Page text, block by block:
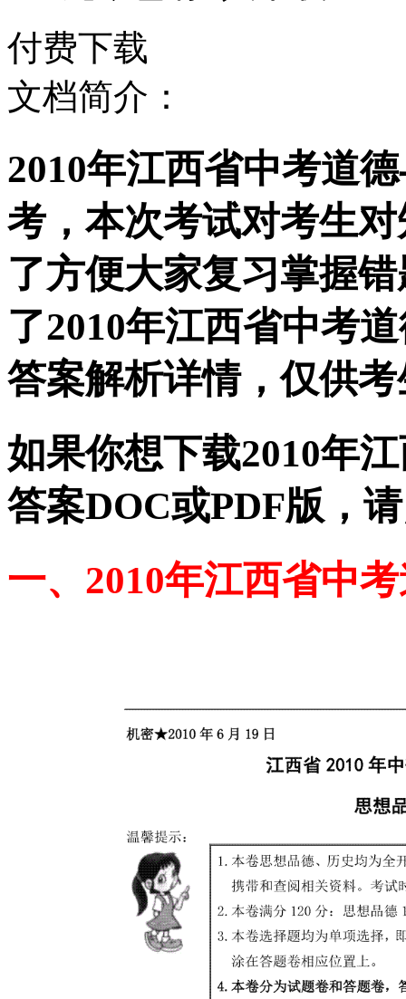
付费下载
文档简介：
2010年江西省中考道
考，本次考试对考生
了方便大家复习掌握
了2010年江西省中考
答案解析详情，仅供
如果你想下载2010年
答案DOC或PDF版，
一、2010年江西省中